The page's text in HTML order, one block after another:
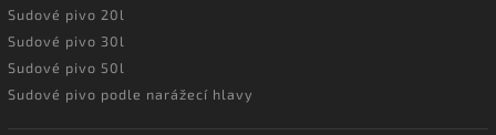
Sudové pivo 20l
Sudové pivo 30l
Sudové pivo 50l
Sudové pivo podle narážecí hlavy